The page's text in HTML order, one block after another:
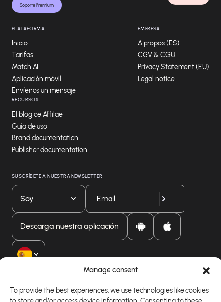
Manage consent
To provide the best experiences, we use technologies like cookies
Soporte Premium
PLATAFORMA
Inicio
Tarifas
Match AI
Aplicación móvil
Envíenos un mensaje
EMPRESA
A propos (ES)
CGV & CGU
Privacy Statement (EU)
Legal notice
RECURSOS
El blog de Affilae
Guía de uso
Brand documentation
Publisher documentation
SUSCRÍBETE A NUESTRA NEWSLETTER
Soy
Descarga nuestra aplicación